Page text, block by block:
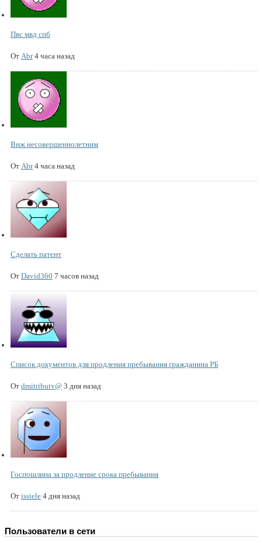
Пвс мвд спб
От Abr 4 часа назад
Внж несовершеннолетним
От Abr 4 часа назад
Сделать патент
От David360 7 часов назад
Список документов для продления пребывания гражданина РБ
От dmitributv@ 3 дня назад
Госпошлина за продление срока пребывания
От issiele 4 дня назад
Пользователи в сети